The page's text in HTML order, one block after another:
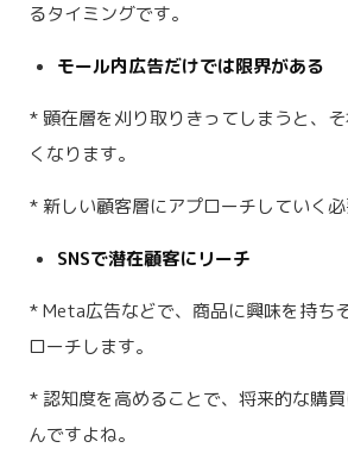
るタイミングです。
モール内広告だけでは限界がある
* 顕在層を刈り取りきってしまうと、
くなります。
* 新しい顧客層にアプローチしていく必
SNSで潜在顧客にリーチ
* Meta広告などで、商品に興味を持ち
ローチします。
* 認知度を高めることで、将来的な購
んですよね。